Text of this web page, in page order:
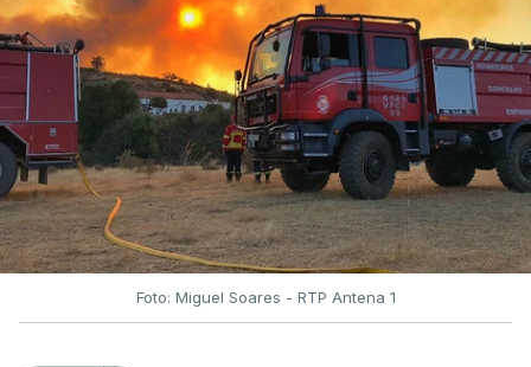
Foto: Miguel Soares - RTP Antena 1